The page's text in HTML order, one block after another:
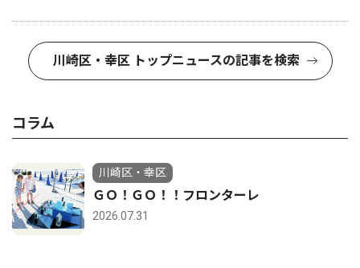
川崎区・幸区 トップニュースの記事を検索
コラム
川崎区・幸区
ＧＯ！ＧＯ！！フロンターレ
2026.07.31